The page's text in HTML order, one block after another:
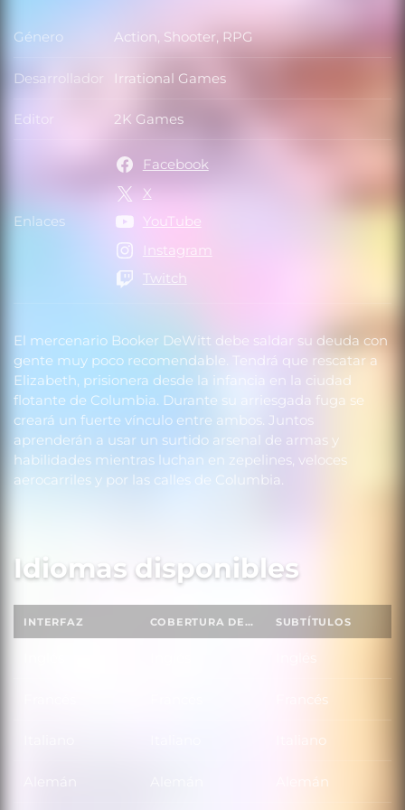
El mercenario Booker DeWitt debe saldar su deuda con
gente muy poco recomendable. Tendrá que rescatar a
Elizabeth, prisionera desde la infancia en la ciudad
flotante de Columbia. Durante su arriesgada fuga se
creará un fuerte vínculo entre ambos. Juntos
aprenderán a usar un surtido arsenal de armas y
habilidades mientras luchan en zepelines, veloces
aerocarriles y por las calles de Columbia.
Género Género
Action, Shooter, RPG
Desarrollador Desarrollador
Irrational Games
Editor Editor
2K Games
Enlaces Enlaces
Facebook
X
YouTube
Instagram
Twitch
Idiomas disponibles
INTERFAZ COBERTURA DE SONIDO TOTAL SUBTÍTULOS
Francés
Italiano
Alemán